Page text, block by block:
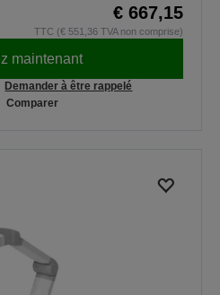
€ 667,15
TTC (€ 551,36 TVA non comprise)
maintenant
Demander à être rappelé
Comparer